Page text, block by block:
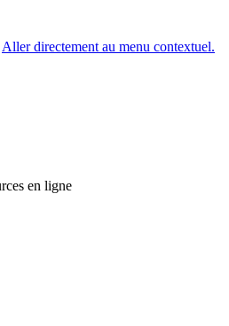
Aller directement au menu contextuel.
en ligne